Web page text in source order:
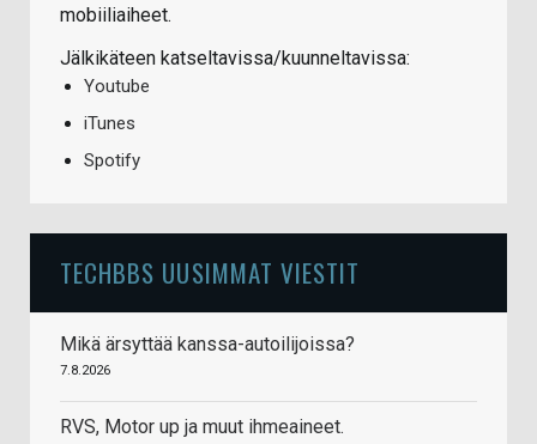
mobiiliaiheet.
Jälkikäteen katseltavissa/kuunneltavissa:
Youtube
iTunes
Spotify
TECHBBS UUSIMMAT VIESTIT
Mikä ärsyttää kanssa-autoilijoissa?
7.8.2026
RVS, Motor up ja muut ihmeaineet.